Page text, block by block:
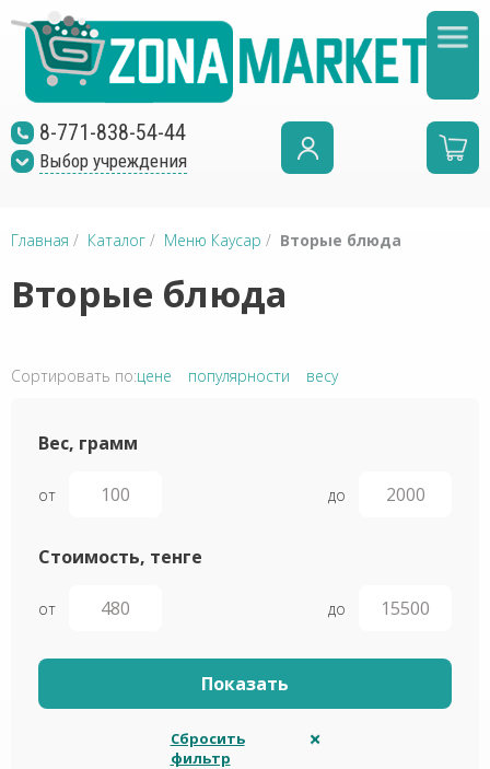
8-771-838-54-44
Выбор учреждения
Главная / Каталог / Меню Каусар / Вторые блюда
Вторые блюда
Сортировать по:цене популярности весу
Вес, грамм
от до
Стоимость, тенге
от до
Сбросить
фильтр